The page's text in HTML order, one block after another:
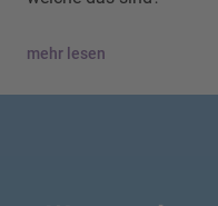
mehr lesen